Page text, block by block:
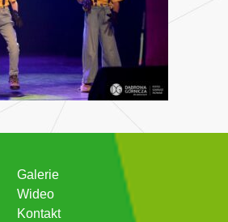
Galerie
Wideo
Kontakt